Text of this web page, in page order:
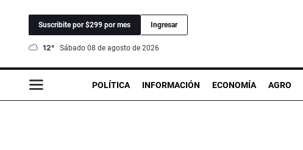
Suscribite por $299 por mes Ingresar
12° sábado 08 de agosto de 2026
POLÍTICA INFORMACIÓN ECONOMÍA AGRO